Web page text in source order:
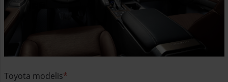
Toyota modelis